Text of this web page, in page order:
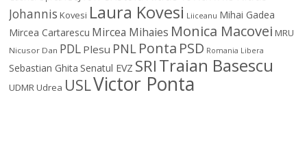
Johannis Kovesi Laura Kovesi Liiceanu Mihai Gadea
Mircea Cartarescu Mircea Mihaies Monica Macovei MRU
Nicusor Dan PDL Plesu PNL Ponta PSD Romania Libera
Sebastian Ghita Senatul EVZ SRITraian Basescu
UDMRUdrea USLVictor Ponta